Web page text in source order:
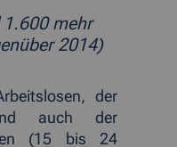
mehr
2014)
der
auch der
(15 bis 24